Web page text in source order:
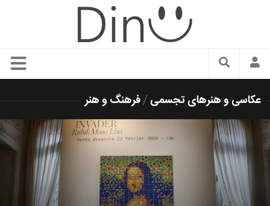
سبک زندگی
زیبایی و آرایش
شیک پوشی
دکوراسیون و چیدمان
غذا
عکاسی و هنرهای تجسمی /فرهنگ و هنر